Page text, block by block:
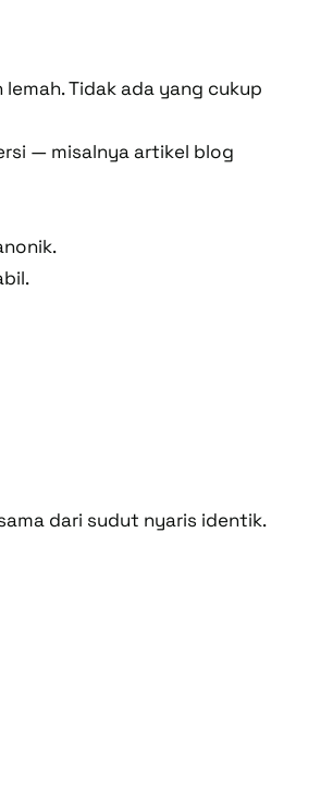
Tidak ada yang cukup
— misalnya artikel blog
dari sudut nyaris identik.